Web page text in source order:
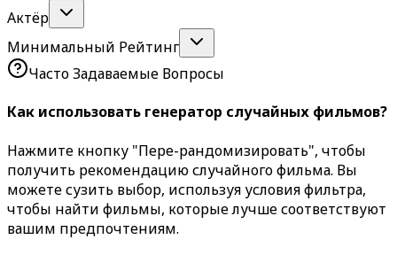
Актёр
Минимальный Рейтинг
Часто Задаваемые Вопросы
Как использовать генератор случайных фильмов?
Нажмите кнопку "Пере-рандомизировать", чтобы
получить рекомендацию случайного фильма. Вы
можете сузить выбор, используя условия фильтра,
чтобы найти фильмы, которые лучше соответствуют
вашим предпочтениям.